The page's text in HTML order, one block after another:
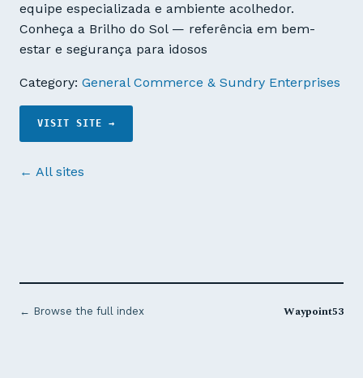
equipe especializada e ambiente acolhedor.
Conheça a Brilho do Sol — referência em bem-
estar e segurança para idosos
Category: General Commerce & Sundry Enterprises
VISIT SITE →
← All sites
← Browse the full index Waypoint53